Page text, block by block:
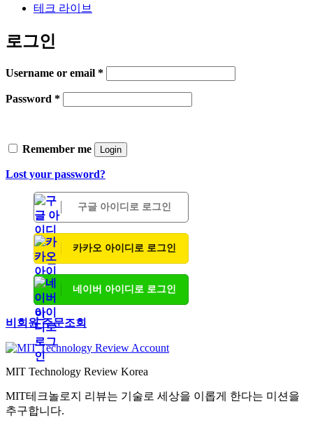
테크 라이브
로그인
Username or email *
Password *
Remember me Login
Lost your password?
구글 아이디로 로그인
카카오 아이디로 로그인
네이버 아이디로 로그인
비회원 주문조회
MIT Technology Review Korea
MIT테크놀로지 리뷰는 기술로 세상을 이롭게 한다는 미션을
추구합니다.